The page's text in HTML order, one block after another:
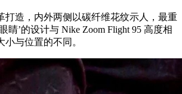
造，内外两侧以碳纤维花纹示人，最重
睛’的设计与 Nike Zoom Flight 95 高度相
与位置的不同。